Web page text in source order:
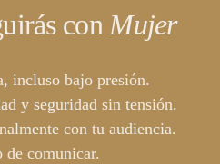
con Mujer
incluso bajo presión.
y seguridad sin tensión.
con tu audiencia.
de comunicar.